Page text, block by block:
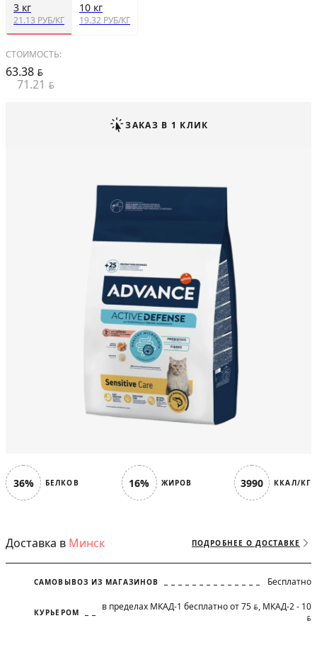
36% БЕЛКОВ 16% ЖИРОВ 3990 ККАЛ/КГ
Доставка в Минск ПОДРОБНЕЕ О ДОСТАВКЕ
САМОВЫВОЗ ИЗ МАГАЗИНОВ Бесплатно
КУРЬЕРОМ в пределах МКАД-1 бесплатно от 75 BYN, МКАД-2 - 10
BYN
3 кг
21.13 РУБ/КГ
10 кг
19.32 РУБ/КГ
СТОИМОСТЬ:
63.38 BYN
71.21 BYN
ЗАКАЗ В 1 КЛИК